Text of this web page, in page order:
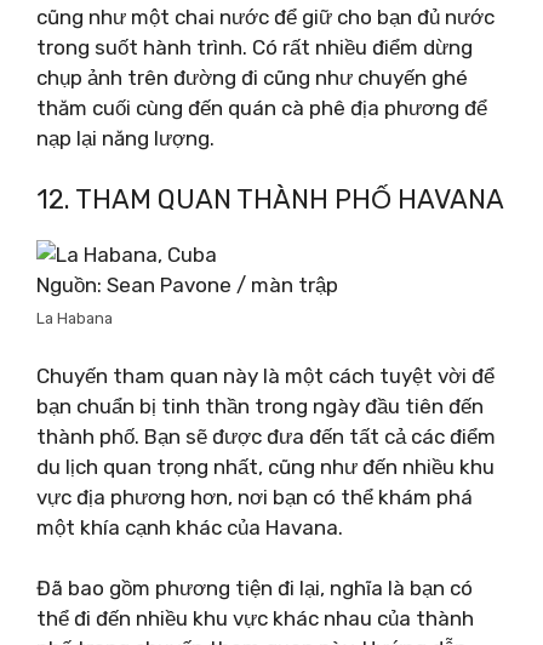
cũng như một chai nước để giữ cho bạn đủ nước
trong suốt hành trình. Có rất nhiều điểm dừng
chụp ảnh trên đường đi cũng như chuyến ghé
thăm cuối cùng đến quán cà phê địa phương để
nạp lại năng lượng.
12. THAM QUAN THÀNH PHỐ HAVANA
Nguồn: Sean Pavone / màn trập
La Habana
Chuyến tham quan này là một cách tuyệt vời để
bạn chuẩn bị tinh thần trong ngày đầu tiên đến
thành phố. Bạn sẽ được đưa đến tất cả các điểm
du lịch quan trọng nhất, cũng như đến nhiều khu
vực địa phương hơn, nơi bạn có thể khám phá
một khía cạnh khác của Havana.
Đã bao gồm phương tiện đi lại, nghĩa là bạn có
thể đi đến nhiều khu vực khác nhau của thành